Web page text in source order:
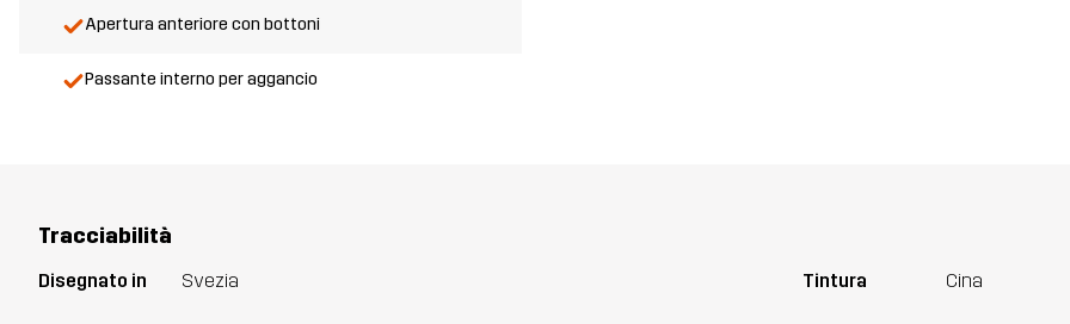
Apertura anteriore con bottoni
Passante interno per aggancio
Tracciabilità
Disegnato in Svezia Tintura Cina